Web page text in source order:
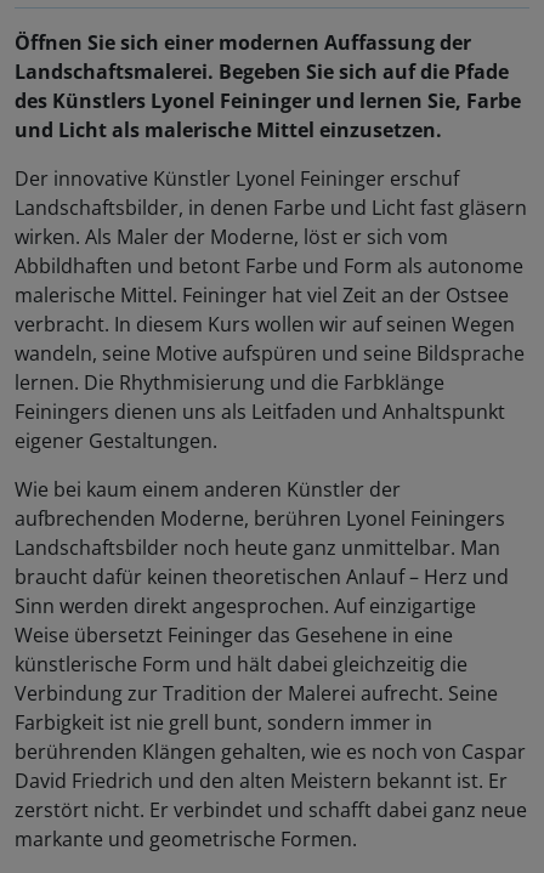
Öffnen Sie sich einer modernen Auffassung der
Landschaftsmalerei. Begeben Sie sich auf die Pfade
des Künstlers Lyonel Feininger und lernen Sie, Farbe
und Licht als malerische Mittel einzusetzen.
Der innovative Künstler Lyonel Feininger erschuf
Landschaftsbilder, in denen Farbe und Licht fast gläsern
wirken. Als Maler der Moderne, löst er sich vom
Abbildhaften und betont Farbe und Form als autonome
malerische Mittel. Feininger hat viel Zeit an der Ostsee
verbracht. In diesem Kurs wollen wir auf seinen Wegen
wandeln, seine Motive aufspüren und seine Bildsprache
lernen. Die Rhythmisierung und die Farbklänge
Feiningers dienen uns als Leitfaden und Anhaltspunkt
eigener Gestaltungen.
Wie bei kaum einem anderen Künstler der
aufbrechenden Moderne, berühren Lyonel Feiningers
Landschaftsbilder noch heute ganz unmittelbar. Man
braucht dafür keinen theoretischen Anlauf – Herz und
Sinn werden direkt angesprochen. Auf einzigartige
Weise übersetzt Feininger das Gesehene in eine
künstlerische Form und hält dabei gleichzeitig die
Verbindung zur Tradition der Malerei aufrecht. Seine
Farbigkeit ist nie grell bunt, sondern immer in
berührenden Klängen gehalten, wie es noch von Caspar
David Friedrich und den alten Meistern bekannt ist. Er
zerstört nicht. Er verbindet und schafft dabei ganz neue
markante und geometrische Formen.